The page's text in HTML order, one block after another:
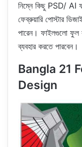
নিম্নে কিছু PSD/ AI
ফেব্রুয়ারি পোস্টার
পারেন। ফাইলগুলো ফুল
ব্যবহার করতে পারবেন।
Bangla 21
Design